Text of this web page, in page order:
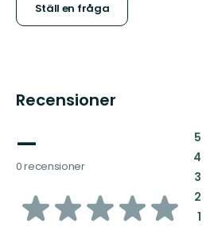
Ställ en fråga
Recensioner
—
0 recensioner
av
5:
4:
3:
2:
1: